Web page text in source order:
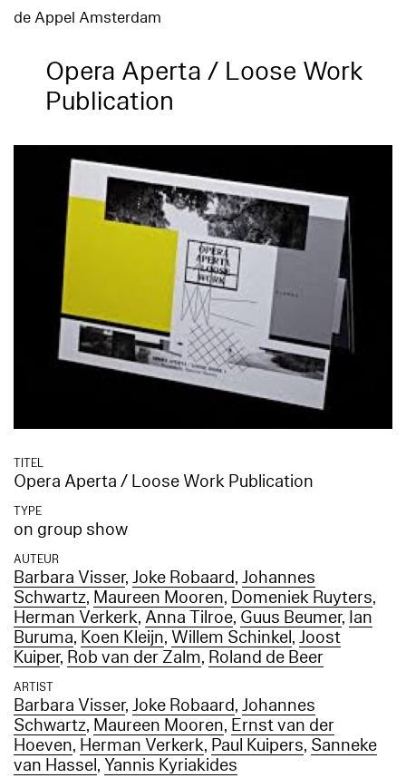
de Appel Amsterdam
Opera Aperta / Loose Work
Publication
TITEL
Opera Aperta / Loose Work Publication
TYPE
on group show
AUTEUR
Barbara Visser,Joke Robaard,Johannes
Schwartz, Maureen Mooren, Domeniek Ruyters,
Herman Verkerk,Anna Tilroe, Guus Beumer, Ian
Buruma, Koen Kleijn, Willem Schinkel,Joost
Kuiper, Rob van der Zalm, Roland de Beer
ARTIST
Barbara Visser,Joke Robaard,Johannes
Schwartz, Maureen Mooren, Ernst van der
Hoeven, Herman Verkerk, Paul Kuipers, Sanneke
van Hassel,Yannis Kyriakides